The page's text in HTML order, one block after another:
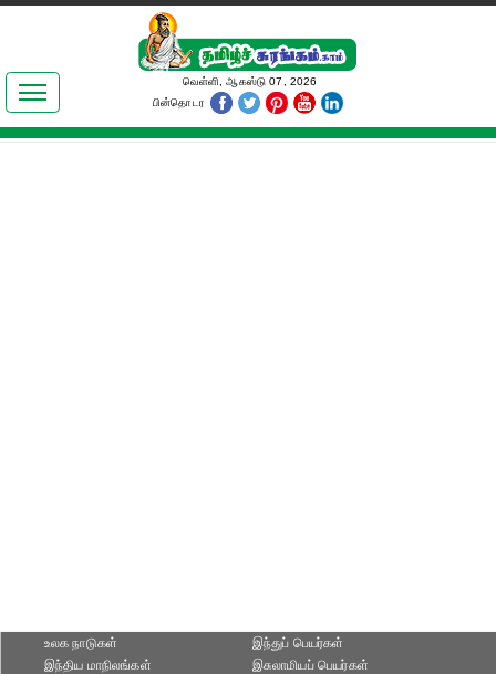
இலக்கியங்கள்
தமிழ் உலகம்
வெள்ளி, ஆகஸ்டு 07, 2026
பின்தொடர
உலக நாடுகள்
இந்திய மாநிலங்கள்
இந்துப் பெயர்கள்
இசுலாமியப் பெயர்கள்